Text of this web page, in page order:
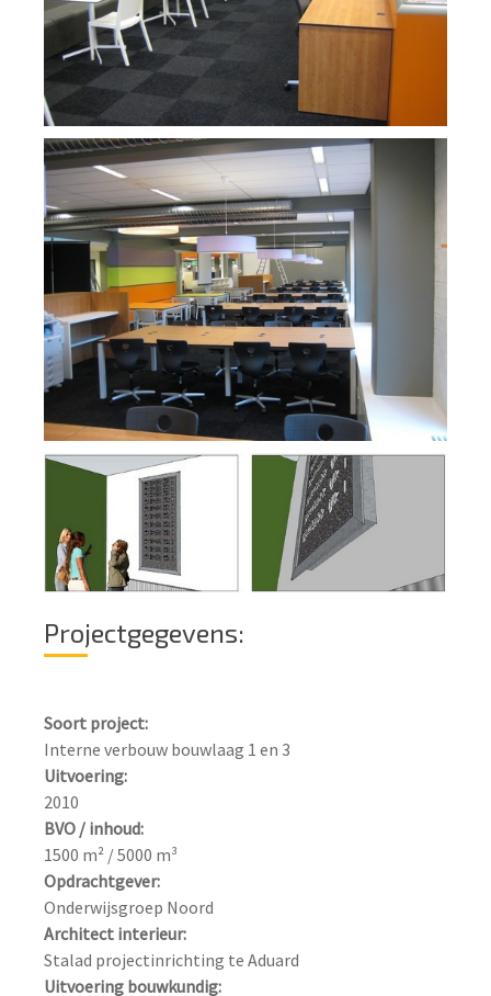
Projectgegevens:
Soort project:
Uitvoering:
BVO / inhoud:
Opdrachtgever:
Architect interieur:
Uitvoering bouwkundig: